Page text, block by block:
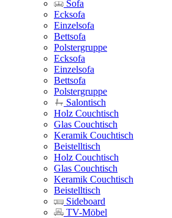
Sofa
Ecksofa
Einzelsofa
Bettsofa
Polstergruppe
Ecksofa
Einzelsofa
Bettsofa
Polstergruppe
Salontisch
Holz Couchtisch
Glas Couchtisch
Keramik Couchtisch
Beistelltisch
Holz Couchtisch
Glas Couchtisch
Keramik Couchtisch
Beistelltisch
Sideboard
TV-Möbel